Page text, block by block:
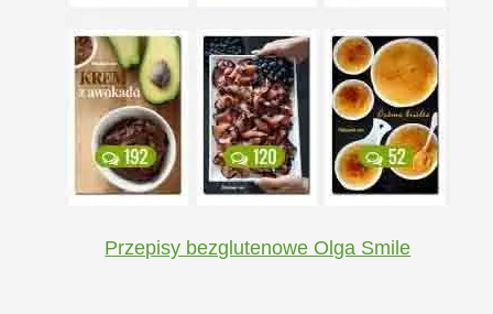
Przepisy bezglutenowe Olga Smile